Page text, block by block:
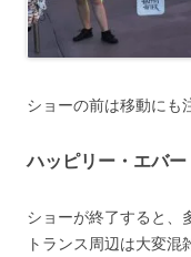
ショーの前は移動にも
ハッピリー・エバ
ショーが終了すると、
トランス周辺は大変混